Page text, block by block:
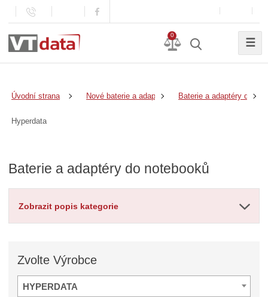
0
☰
Úvodní strana Nové baterie a adaptéry Baterie a adaptéry do
Hyperdata
Baterie a adaptéry do notebooků
Zobrazit popis kategorie
ZvolteVýrobce
HYPERDATA